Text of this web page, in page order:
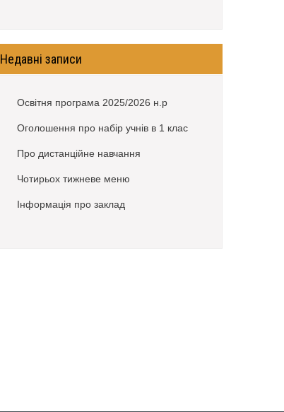
Недавні записи
Освітня програма 2025/2026 н.р
Оголошення про набір учнів в 1 клас
Про дистанційне навчання
Чотирьох тижневе меню
Інформація про заклад